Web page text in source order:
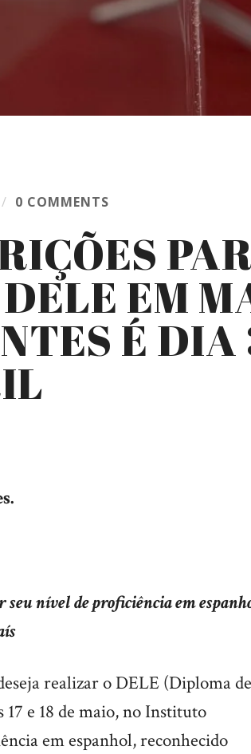
/ 0 COMMENTS
EM
É DIA
seu nível de proficiência em
realizar o DELE (Diploma de
e 18 de maio, no Instituto
em espanhol, reconhecido